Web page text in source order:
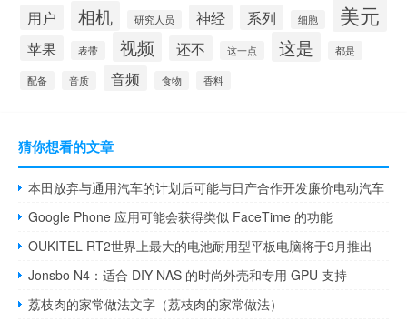
用户
相机 研究人员 神经 系列 细胞 美元
苹果 表带 视频 还不 这一点 这是 都是
配备 音质 音频 食物 香料
猜你想看的文章
本田放弃与通用汽车的计划后可能与日产合作开发廉价电动汽车
Google Phone 应用可能会获得类似 FaceTime 的功能
OUKITEL RT2世界上最大的电池耐用型平板电脑将于9月推出
Jonsbo N4：适合 DIY NAS 的时尚外壳和专用 GPU 支持
荔枝肉的家常做法文字（荔枝肉的家常做法）